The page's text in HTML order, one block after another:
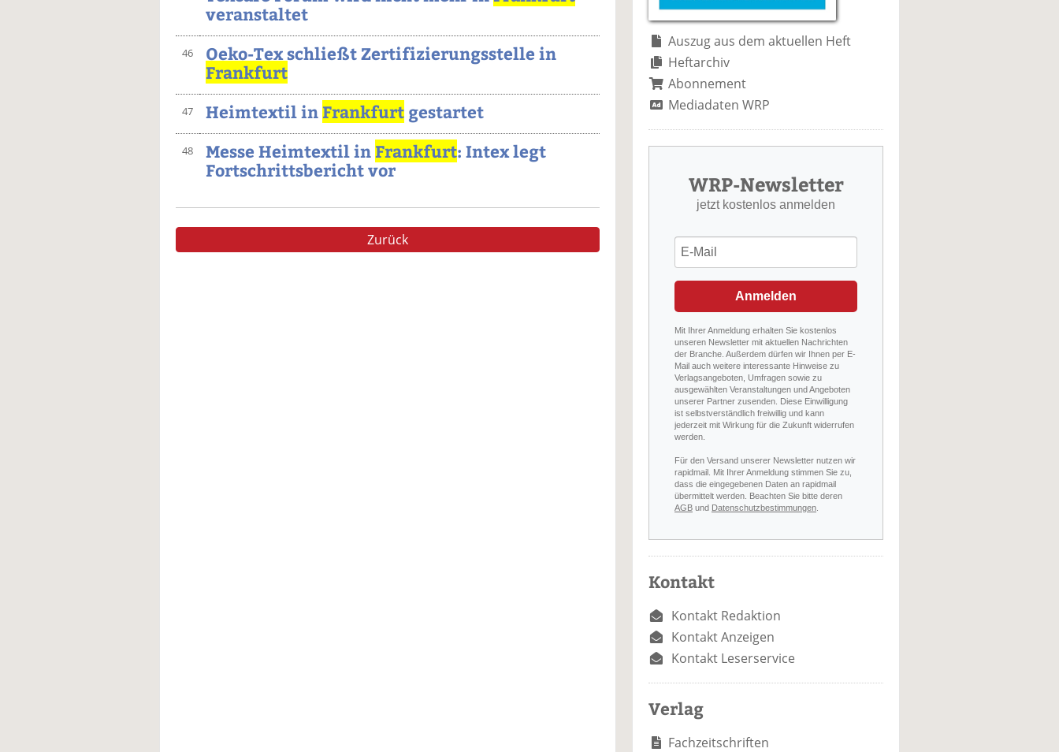
veranstaltet
46
Oeko-Tex schließt Zertifizierungsstelle in
Frankfurt
47 Heimtextil in Frankfurt gestartet
48 Messe Heimtextil in Frankfurt: Intex legt
Fortschrittsbericht vor
Zurück
Auszug aus dem aktuellen Heft
Heftarchiv
Abonnement
Mediadaten WRP
WRP-Newsletter
jetzt kostenlos anmelden
Anmelden
Mit Ihrer Anmeldung erhalten Sie kostenlos
unseren Newsletter mit aktuellen Nachrichten
der Branche. Außerdem dürfen wir Ihnen per E-
Mail auch weitere interessante Hinweise zu
Verlagsangeboten, Umfragen sowie zu
ausgewählten Veranstaltungen und Angeboten
unserer Partner zusenden. Diese Einwilligung
ist selbstverständlich freiwillig und kann
jederzeit mit Wirkung für die Zukunft widerrufen
werden.
Für den Versand unserer Newsletter nutzen wir
rapidmail. Mit Ihrer Anmeldung stimmen Sie zu,
dass die eingegebenen Daten an rapidmail
übermittelt werden. Beachten Sie bitte deren
AGB und Datenschutzbestimmungen
Kontakt
Kontakt Redaktion
Kontakt Anzeigen
Kontakt Leserservice
Verlag
Fachzeitschriften